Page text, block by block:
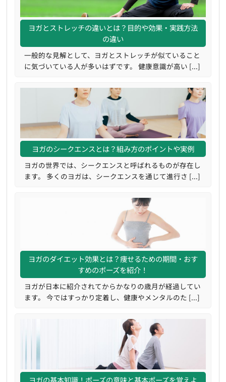
ヨガとストレッチの違いとは？目的や効果・実践方法
の違い
一般的な見解として、ヨガとストレッチが似ていること
に気づいている人が多いはずです。 健康意識が高い [...]
ヨガのシークエンスとは？組み方のポイントや実例
ヨガの世界では、シークエンスと呼ばれるものが存在し
ます。 多くのヨガは、シークエンスを通じて進行さ [...]
ヨガのダイエット効果とは？痩せるための期間・おす
すめのポーズを紹介！
ヨガが日本に紹介されてからかなりの歳月が経過してい
ます。 今ではすっかり定着し、健康やメンタルのた [...]